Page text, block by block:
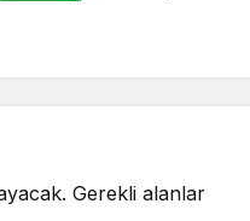
Gerekli alanlar